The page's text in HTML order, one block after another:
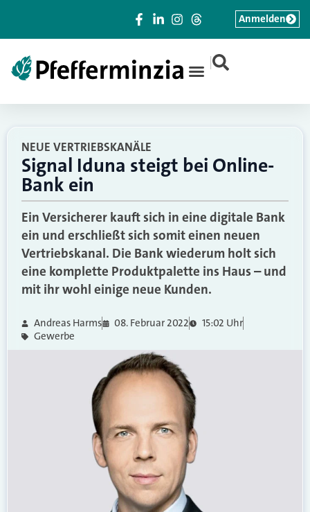
|
Anmelden
NEUE VERTRIEBSKANÄLE
Signal Iduna steigt bei Online-
Bank ein
Ein Versicherer kauft sich in eine digitale Bank
ein und erschließt sich somit einen neuen
Vertriebskanal. Die Bank wiederum holt sich
eine komplette Produktpalette ins Haus – und
mit ihr wohl einige neue Kunden.
Andreas Harms 08. Februar 2022
15:02 Uhr
Gewerbe